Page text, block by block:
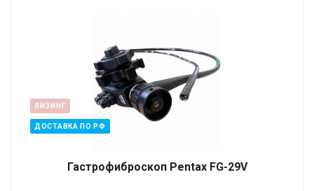
ЛИЗИНГ
ДОСТАВКА ПО РФ
Гастрофиброскоп Pentax FG-29V